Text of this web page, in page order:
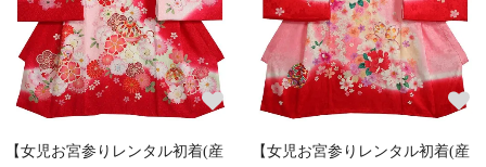
【女児お宮参りレンタル初着(産
【女児お宮参りレンタル初着(産